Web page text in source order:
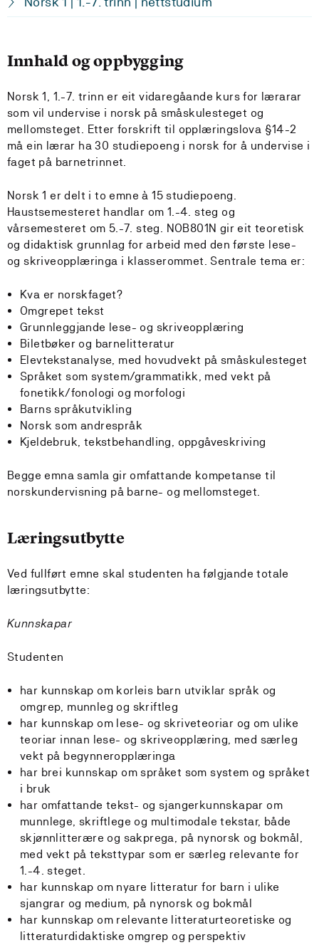
Innhald og oppbygging
Norsk 1, 1.-7. trinn er eit vidaregåande kurs for lærarar
som vil undervise i norsk på småskulesteget og
mellomsteget. Etter forskrift til opplæringslova §14-2
må ein lærar ha 30 studiepoeng i norsk for å undervise i
faget på barnetrinnet.
Norsk 1 er delt i to emne à 15 studiepoeng.
Haustsemesteret handlar om 1.-4. steg og
vårsemesteret om 5.-7. steg. NOB801N gir eit teoretisk
og didaktisk grunnlag for arbeid med den første lese-
og skriveopplæringa i klasserommet. Sentrale tema er:
Kva er norskfaget?
Omgrepet tekst
Grunnleggjande lese- og skriveopplæring
Biletbøker og barnelitteratur
Elevtekstanalyse, med hovudvekt på småskulesteget
Språket som system/grammatikk, med vekt på
fonetikk/fonologi og morfologi
Barns språkutvikling
Norsk som andrespråk
Kjeldebruk, tekstbehandling, oppgåveskriving
Begge emna samla gir omfattande kompetanse til
norskundervisning på barne- og mellomsteget.
Læringsutbytte
Ved fullført emne skal studenten ha følgjande totale
læringsutbytte:
Kunnskapar
Studenten
har kunnskap om korleis barn utviklar språk og
omgrep, munnleg og skriftleg
har kunnskap om lese- og skriveteoriar og om ulike
teoriar innan lese- og skriveopplæring, med særleg
vekt på begynneropplæringa
har brei kunnskap om språket som system og språket
i bruk
har omfattande tekst- og sjangerkunnskapar om
munnlege, skriftlege og multimodale tekstar, både
skjønnlitterære og sakprega, på nynorsk og bokmål,
med vekt på teksttypar som er særleg relevante for
1.-4. steget.
har kunnskap om nyare litteratur for barn i ulike
sjangrar og medium, på nynorsk og bokmål
har kunnskap om relevante litteraturteoretiske og
litteraturdidaktiske omgrep og perspektiv